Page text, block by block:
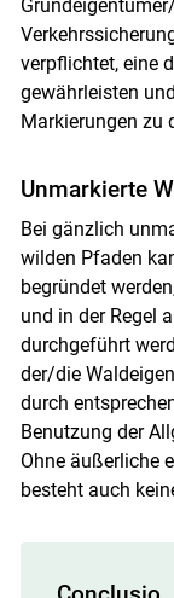
verpflichtet, eine
gewährleisten
Markierungen zu
Unmarkierte
Bei gänzlich
wilden Pfaden
begründet
und in der Regel
durchgeführt
der/die
durch
Benutzung der
Ohne äußerliche
besteht auch